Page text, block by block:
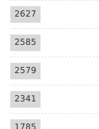
2627
2585
2579
2341